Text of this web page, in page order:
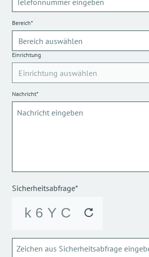
Bereich*
Einrichtung
Nachricht*
Sicherheitsabfrage*